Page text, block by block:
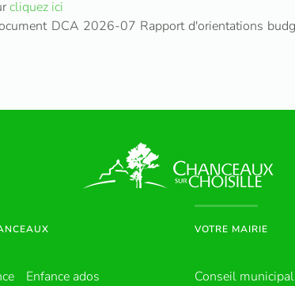
cliquez ici
DCA 2026-07 Rapport d'orientations
Enfance ados
VOTRE MAIRIE
Conseil municipal